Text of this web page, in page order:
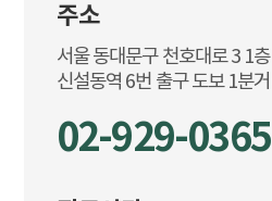
주소
서울 동대문구 천호대로 3 1층
02-929-0365